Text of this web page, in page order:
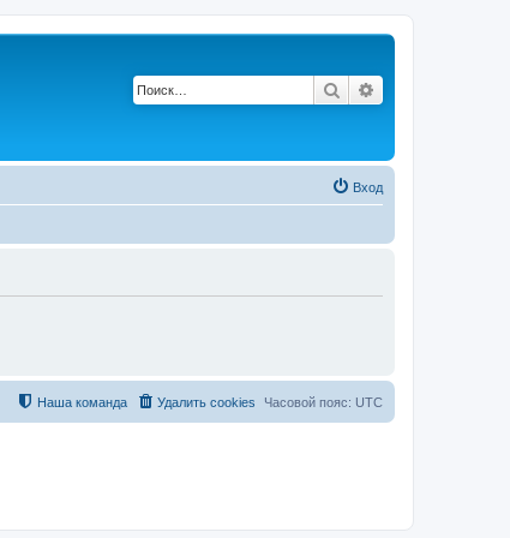
Поиск
Вход
Часовой пояс: UTC
Удалить cookies
Наша команда